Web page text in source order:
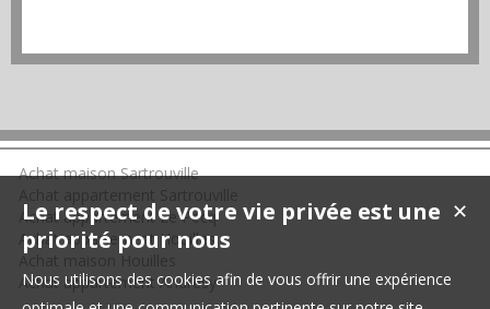
Achat maison Sartrouville
Achat appartement Le Pecq
Achat appartement Houilles
Achat maison Houilles
Achat appartement Andrésy
✕
Le respect de votre vie privée est une
priorité pour nous
Nous utilisons des cookies afin de vous offrir une expérience